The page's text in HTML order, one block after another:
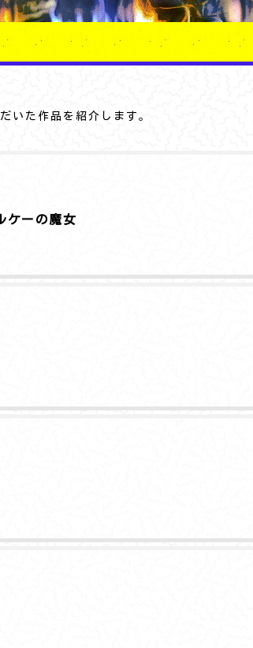
いた作品を紹介します。
ケーの魔女